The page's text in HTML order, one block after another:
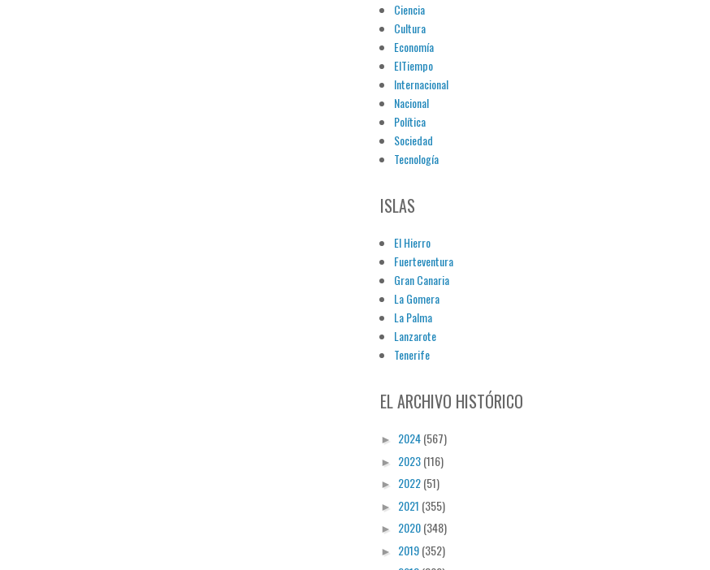
Ciencia
Cultura
Economía
ElTiempo
Internacional
Nacional
Política
Sociedad
Tecnología
ISLAS
El Hierro
Fuerteventura
Gran Canaria
La Gomera
La Palma
Lanzarote
Tenerife
EL ARCHIVO HISTÓRICO
► 2024(567)
► 2023(116)
► 2022(51)
► 2021 (355)
► 2020(348)
► 2019(352)